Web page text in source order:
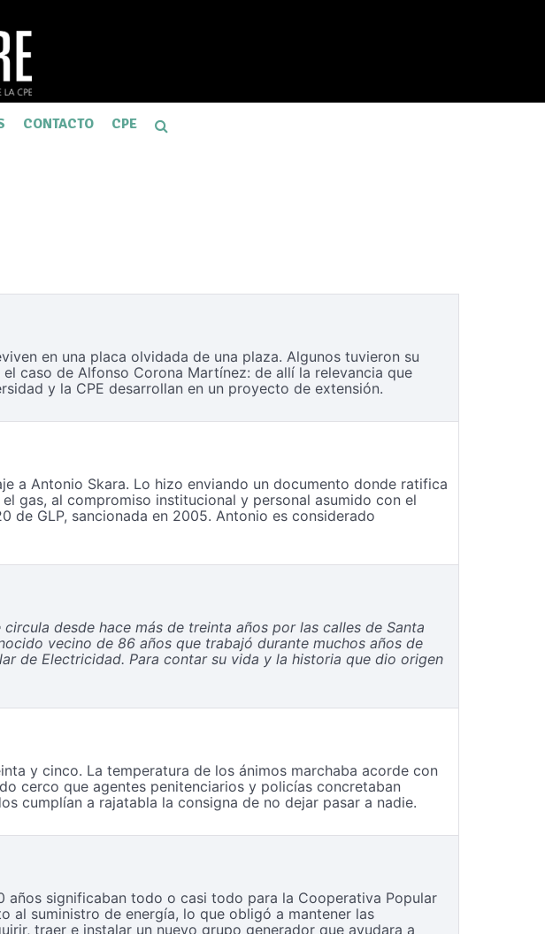
CONTACTO CPE
en una placa olvidada de una plaza. Algunos tuvieron su
caso de Alfonso Corona Martínez: de allí la relevancia que
y la CPE desarrollan en un proyecto de extensión.
a Antonio Skara. Lo hizo enviando un documento donde ratifica
gas, al compromiso institucional y personal asumido con el
de GLP, sancionada en 2005. Antonio es considerado
desde hace más de treinta años por las calles de Santa
vecino de 86 años que trabajó durante muchos años de
de Electricidad. Para contar su vida y la historia que dio origen
y cinco. La temperatura de los ánimos marchaba acorde con
cerco que agentes penitenciarios y policías concretaban
cumplían a rajatabla la consigna de no dejar pasar a nadie.
años significaban todo o casi todo para la Cooperativa Popular
al suministro de energía, lo que obligó a mantener las
traer e instalar un nuevo grupo generador que ayudara a